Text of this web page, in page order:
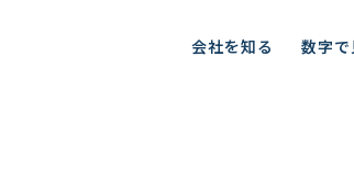
会社を知る 数字